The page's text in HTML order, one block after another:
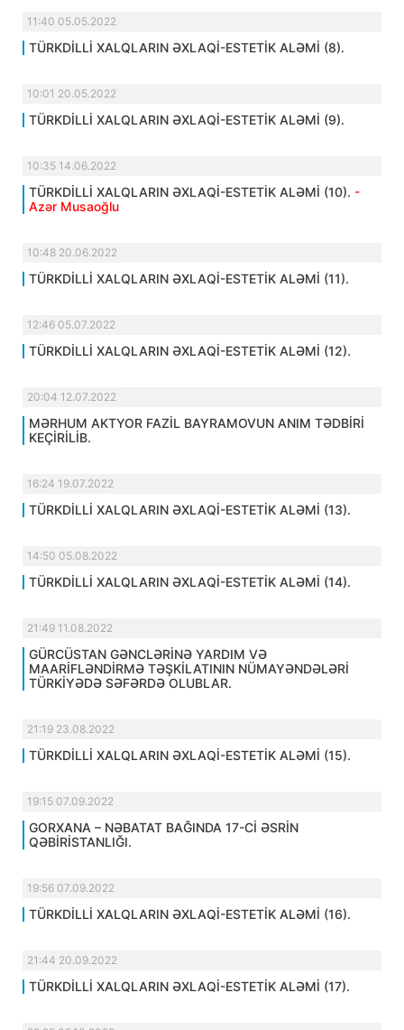
11:40 05.05.2022
TÜRKDİLLİ XALQLARIN ƏXLAQİ-ESTETİK ALƏMİ (8).
10:01 20.05.2022
TÜRKDİLLİ XALQLARIN ƏXLAQİ-ESTETİK ALƏMİ (9).
10:35 14.06.2022
TÜRKDİLLİ XALQLARIN ƏXLAQİ-ESTETİK ALƏMİ (10). -
Azər Musaoğlu
10:48 20.06.2022
TÜRKDİLLİ XALQLARIN ƏXLAQİ-ESTETİK ALƏMİ (11).
12:46 05.07.2022
TÜRKDİLLİ XALQLARIN ƏXLAQİ-ESTETİK ALƏMİ (12).
20:04 12.07.2022
MƏRHUM AKTYOR FAZİL BAYRAMOVUN ANIM TƏDBİRİ
KEÇİRİLİB.
16:24 19.07.2022
TÜRKDİLLİ XALQLARIN ƏXLAQİ-ESTETİK ALƏMİ (13).
14:50 05.08.2022
TÜRKDİLLİ XALQLARIN ƏXLAQİ-ESTETİK ALƏMİ (14).
21:49 11.08.2022
GÜRCÜSTAN GƏNCLƏRİNƏ YARDIM VƏ
MAARİFLƏNDİRMƏ TƏŞKİLATININ NÜMAYƏNDƏLƏRİ
TÜRKİYƏDƏ SƏFƏRDƏ OLUBLAR.
21:19 23.08.2022
TÜRKDİLLİ XALQLARIN ƏXLAQİ-ESTETİK ALƏMİ (15).
19:15 07.09.2022
GORXANA – NƏBATAT BAĞINDA 17-Cİ ƏSRİN
QƏBİRİSTANLIĞI.
19:56 07.09.2022
TÜRKDİLLİ XALQLARIN ƏXLAQİ-ESTETİK ALƏMİ (16).
21:44 20.09.2022
TÜRKDİLLİ XALQLARIN ƏXLAQİ-ESTETİK ALƏMİ (17).